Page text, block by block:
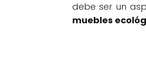
debe ser un
muebles